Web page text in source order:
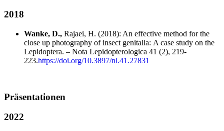
2018
Wanke, D., Rajaei, H. (2018): An effective method for the
close up photography of insect genitalia: A case study on the
Lepidoptera. – Nota Lepidopterologica 41 (2), 219-
223.https://doi.org/10.3897/nl.41.27831
Präsentationen
2022